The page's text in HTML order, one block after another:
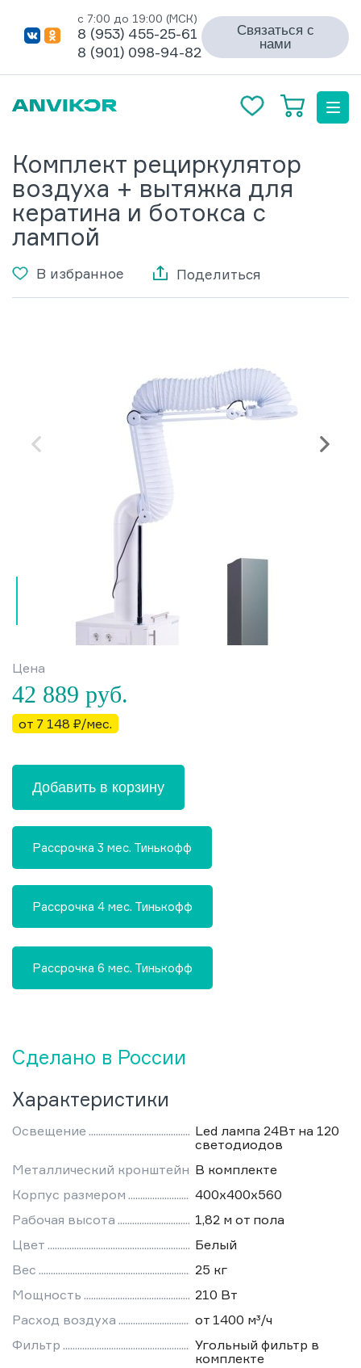
с 7:00 до 19:00 (МСК)
8 (953) 455-25-61
8 (901) 098-94-82
Связаться с
нами
Комплект рециркулятор
воздуха + вытяжка для
кератина и ботокса с
лампой
В избранное Поделиться
Сделано в России
Характеристики
Освещение
Led лампа 24Вт на 120
светодиодов
Металлический кронштейн В комплекте
Корпус размером
400х400х560
Рабочая высота
1,82 м от пола
Цвет
Белый
Вес
25 кг
Мощность
210 Вт
Расход воздуха
от 1400 м³/ч
Фильтр
Угольный фильтр в
комплекте
Цена
42 889 руб.
от 7 148 ₽/мес.
Добавить в корзину
Рассрочка 3 мес. Тинькофф
Рассрочка 4 мес. Тинькофф
Рассрочка 6 мес. Тинькофф